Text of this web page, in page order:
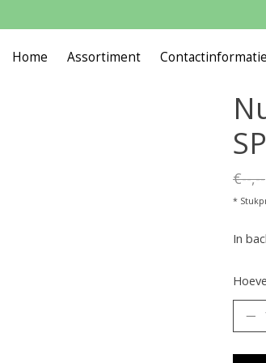
Home Assortiment Contactinformatie
€--,--
*
In